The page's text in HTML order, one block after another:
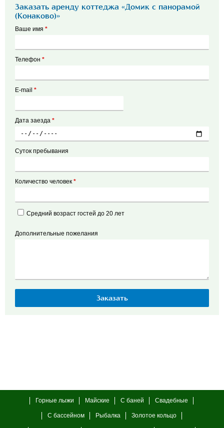
Заказать аренду коттеджа «Домик с панорамой
(Конаково)»
Ваше имя *
Телефон *
E-mail *
Дата заезда *
Суток пребывания
Количество человек *
Средний возраст гостей до 20 лет
Дополнительные пожелания
Горные лыжи Майские С баней Свадебные
С бассейном Рыбалка Золотое кольцо